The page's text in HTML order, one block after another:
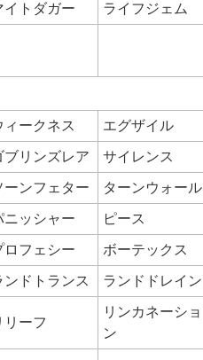
イトダガー ライフジェム
ィークネス エグザイル
ブリンズレア サイレンス
ーンフェター ターンウォール
ニッシャー ピース
ロフェシー ボーテックス
ンドトランス ランドドレイン
リーフ
リンカネーショ
ン